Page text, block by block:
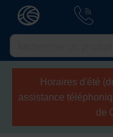
Horaires d'été
assistance
de